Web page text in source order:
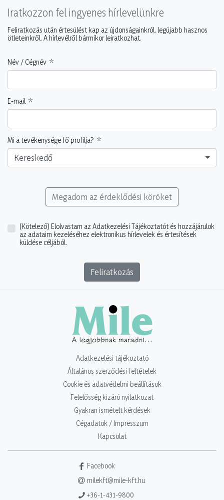
Iratkozzon fel ingyenes hírlevelünkre
Feliratkozás után értesülést kap az újdonságainkról, legújabb hasznos
ötleteinkről. A hírlevélről bármikor leiratkozhat.
Név / Cégnév
E-mail
Mi a tevékenysége fő profilja?
Kereskedő
Megadom az érdeklődési köröket
(Kötelező) Elolvastam az Adatkezelési Tájékoztatót és hozzájárulok
az adataim kezeléséhez elektronikus hírlevelek és értesítések
küldése céljából.
Feliratkozás
Adatkezelési tájékoztató
Általános szerződési feltételek
Cookie és adatvédelmi beállítások
Felelősség kizáró nyilatkozat
Gyakran ismételt kérdések
Cégadatok / Impresszum
Kapcsolat
Facebook
milekft@mile-kft.hu
+36-1-431-9800